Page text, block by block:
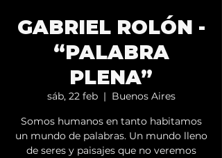
GABRIEL ROLÓN -
“PALABRA
PLENA”
sáb, 22 feb
  |
Buenos Aires
Somos humanos en tanto habitamos
un mundo de palabras. Un mundo lleno
de seres y paisajes que no veremos